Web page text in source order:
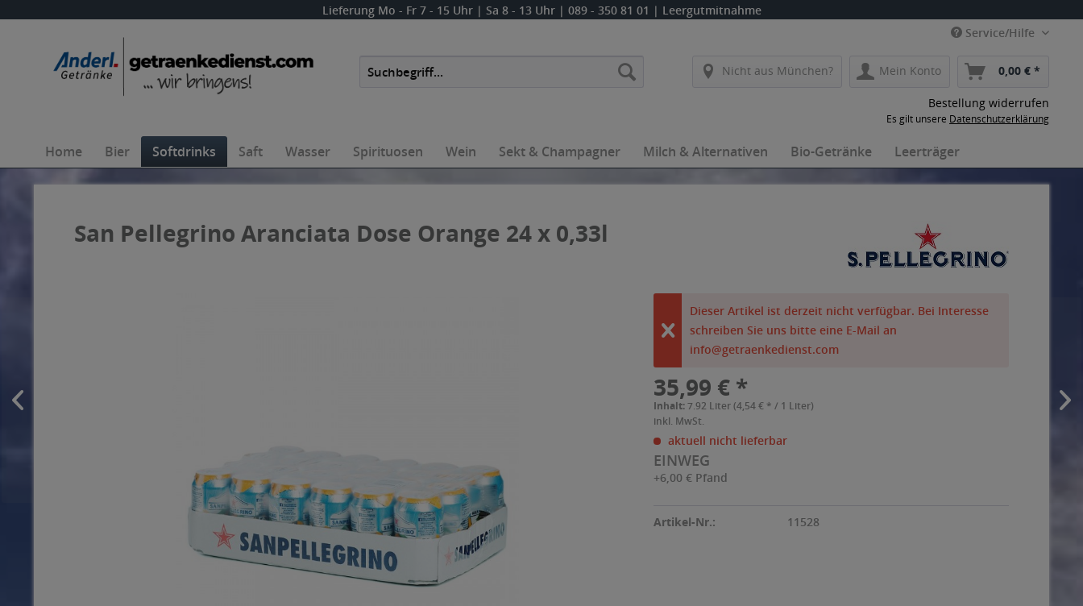
Lieferung Mo - Fr 7 - 15 Uhr | Sa 8 - 13 Uhr | 089 - 350 81 01 | Leergutmitnahme
Service/Hilfe
Nicht aus München? Mein Konto 0,00 € *
Bestellung widerrufen
Es gilt unsere Datenschutzerklärung
Home Bier Softdrinks Saft Wasser Spirituosen Wein Sekt & Champagner Milch & Alternativen Bio-Getränke Leerträger
San Pellegrino Aranciata Dose Orange 24 x 0,33l
Dieser Artikel ist derzeit nicht verfügbar. Bei Interesse
schreiben Sie uns bitte eine E-Mail an
info@getraenkedienst.com
35,99 € *
Inhalt:7.92 Liter (4,54 € * / 1 Liter)
inkl. MwSt.
aktuell nicht lieferbar
EINWEG
+6,00 € Pfand
Artikel-Nr.: 11528